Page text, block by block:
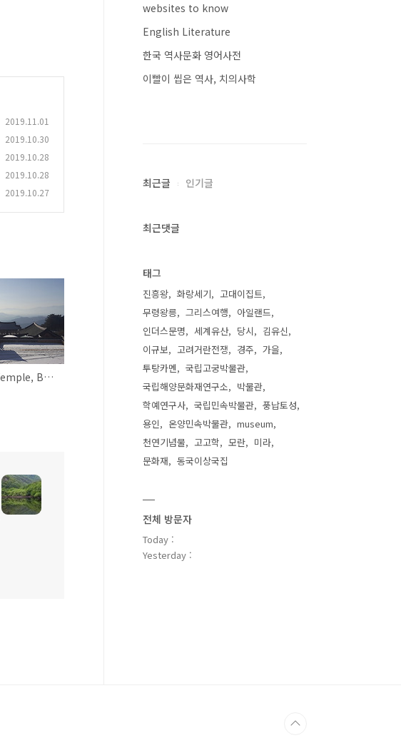
2019.11.01
2019.10.30
2019.10.28
2019.10.28
2019.10.27
Chukseosa Temple, Bonghwa / 奉華文殊山鷲棲寺 / 봉화 문수산 축서사
websites to know
English Literature
한국 역사문화 영어사전
이빨이 씹은 역사, 치의사학
최근글 인기글
최근댓글
태그
진흥왕 화랑세기
고대이집트
무령왕릉
그리스여행
아일랜드
인더스문명
세계유산 당시
김유신
이규보
고려거란전쟁 경주
가을
투탕카멘
국립고궁박물관
국립해양문화재연구소
박물관
학예연구사
국립민속박물관
풍납토성
용인
온양민속박물관
museum
천연기념물
고고학 모란
미라
문화재
동국이상국집
전체 방문자
Today :
Yesterday :